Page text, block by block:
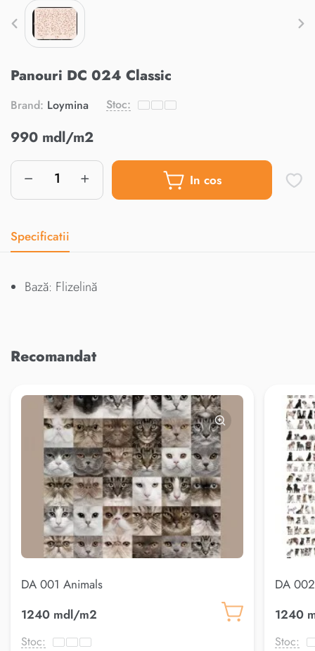
Panouri DC 024 Classic
Brand: Loymina Stoc:
990 mdl/m2
In cos
Specificatii
Bază: Flizelină
Recomandat
DA 001 Animals
1240 mdl/m2
Stoc:
DA
1240
Stoc: